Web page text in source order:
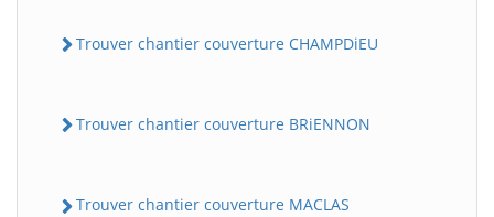
Trouver chantier couverture CHAMPDiEU
Trouver chantier couverture BRiENNON
Trouver chantier couverture MACLAS